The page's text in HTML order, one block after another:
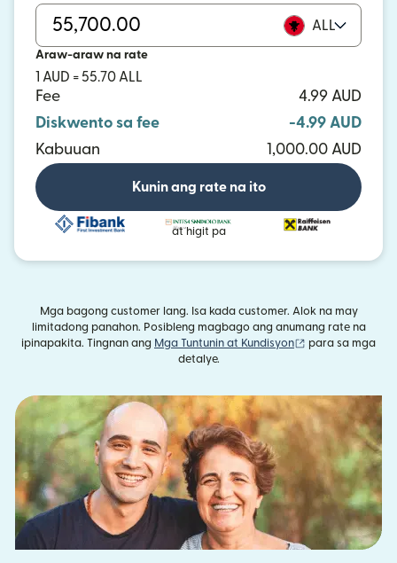
ALL
Araw-araw na rate
1 AUD = 55.70 ALL
Fee
4.99 AUD
Diskwento sa fee
-4.99 AUD
Kabuuan
1,000.00 AUD
Kunin ang rate na ito
at higit pa
Mga bagong customer lang. Isa kada customer. Alok na may
limitadong panahon. Posibleng magbago ang anumang rate na
ipinapakita. Tingnan ang Mga Tuntunin at Kundisyon (bubukas sa
para sa mga
detalye.